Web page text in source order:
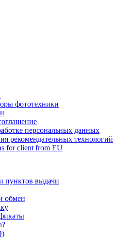
фототехники
персональных данных
рекомендательных технологий
for client from EU
пунктов выдачи
обмен